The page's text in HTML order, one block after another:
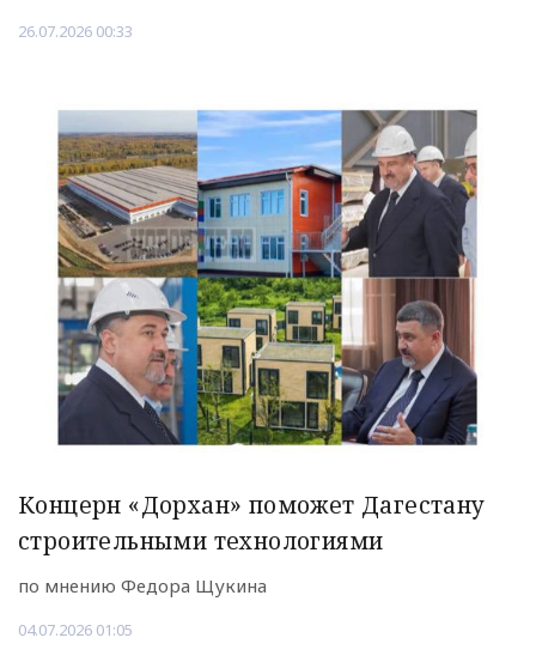
26.07.2026 00:33
Концерн «Дорхан» поможет Дагестану
строительными технологиями
по мнению Федора Щукина
04.07.2026 01:05